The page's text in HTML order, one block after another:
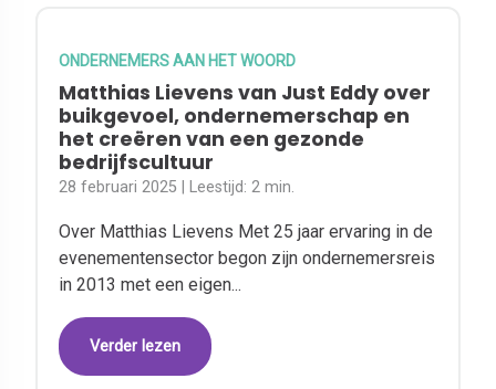
ONDERNEMERS AAN HET WOORD
Matthias Lievens van Just Eddy over
buikgevoel, ondernemerschap en
het creëren van een gezonde
bedrijfscultuur
28 februari 2025 | Leestijd:2 min.
Over Matthias Lievens Met 25 jaar ervaring in de
evenementensector begon zijn ondernemersreis
in 2013 met een eigen...
Verder lezen